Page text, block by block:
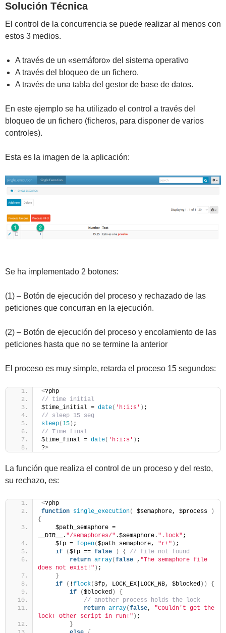
Solución Técnica
El control de la concurrencia se puede realizar al menos con
estos 3 medios.
A través de un «semáforo» del sistema operativo
A través del bloqueo de un fichero.
A través de una tabla del gestor de base de datos.
En este ejemplo se ha utilizado el control a través del
bloqueo de un fichero (ficheros, para disponer de varios
controles).
Esta es la imagen de la aplicación:
Se ha implementado 2 botones:
(1) – Botón de ejecución del proceso y rechazado de las
peticiones que concurran en la ejecución.
(2) – Botón de ejecución del proceso y encolamiento de las
peticiones hasta que no se termine la anterior
El proceso es muy simple, retarda el proceso 15 segundos:
<?php
// time initial
$time_initial = date( 'h:i:s' ) ;
// sleep 15 seg
sleep(15 ) ;
// Time final
$time_final = date( 'h:i:s' ) ;
?>
La función que realiza el control de un proceso y del resto,
su rechazo, es:
<?php
function single_execution( $semaphore, $process
)
{
    $path_semaphore =
__DIR__. "/semaphores/" .$semaphore. ".lock" ;
    $fp =
fopen($path_semaphore, "r+" ) ;
if
($fp == false ) {
// file not found
return array(false , "The semaphore file
does not exist!" ) ;
}
if
( !flock($fp, LOCK_EX|LOCK_NB, $blocked ))
{
if
($blocked )
{
// another process holds the lock
return array(false, "Couldn't get the
lock! Other script in run!" ) ;
}